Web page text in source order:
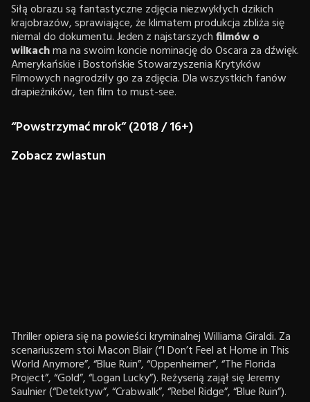
Siłą obrazu są fantastyczne zdjęcia niezwykłych dzikich
krajobrazów, sprawiające, że klimatem produkcja zbliża się
niemal do dokumentu. Jeden z najstarszychfilmów o
wilkachma na swoim koncie nominację do Oscara za dźwięk.
Amerykańskie i Bostońskie Stowarzyszenia Krytyków
Filmowych nagrodziły go za zdjęcia. Dla wszystkich fanów
drapieżników, ten film to must-see.
“Powstrzymać mrok” (2018 / 16+)
Zobacz zwiastun
Thriller opiera się na powieści kryminalnej Williama Giraldi. Za
scenariuszem stoi Macon Blair (“I Don’t Feel at Home in This
World Anymore”, “Blue Ruin”, “Oppenheimer”, “The Florida
Project”, “Gold”, “Logan Lucky”). Reżyserią zajął się Jeremy
Saulnier (“Detektyw”, “Crabwalk”, “Rebel Ridge”, “Blue Ruin”).